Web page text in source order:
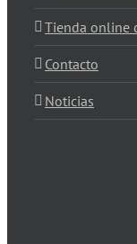
Tienda online
Contacto
Noticias